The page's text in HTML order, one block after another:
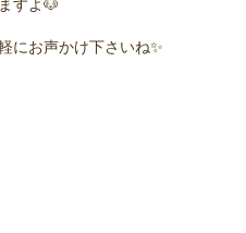
すよ🐶
にお声かけ下さいね✨